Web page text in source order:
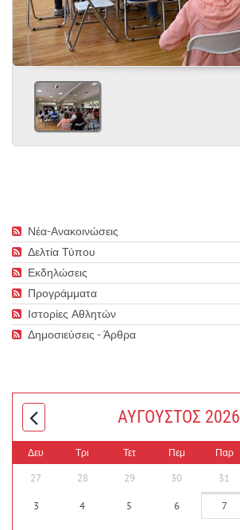
Νέα-Ανακοινώσεις
Δελτία Τύπου
Εκδηλώσεις
Προγράμματα
Ιστορίες Αθλητών
Δημοσιεύσεις - Άρθρα
ΑΎΓΟΥΣΤΟΣ 2026
Δευ Τρι Τετ Πεμ Παρ
27 28 29 30 31
3 4 5 6 7